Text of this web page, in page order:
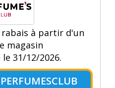
rabais à partir d'un
magasin
31/12/2026.